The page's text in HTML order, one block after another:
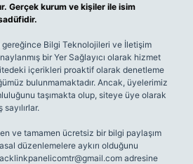
Gerçek kurum ve kişiler ile isim
gereğince Bilgi Teknolojileri ve İletişim
bir Yer Sağlayıcı olarak hizmet
içerikleri proaktif olarak denetleme
bulunmamaktadır. Ancak, üyelerimiz
taşımakta olup, siteye üye olarak
ve tamamen ücretsiz bir bilgi paylaşım
düzenlemelere aykırı olduğunu
adresine